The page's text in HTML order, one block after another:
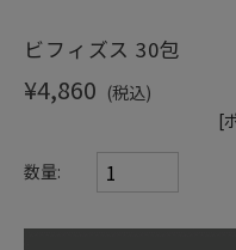
ビフィズス 30包
¥4,860 (税込)
[
数量: